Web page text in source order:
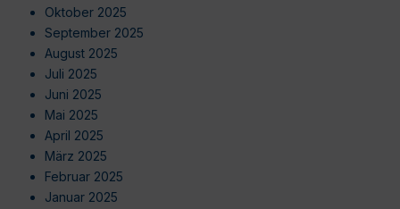
Oktober 2025
September 2025
August 2025
Juli 2025
Juni 2025
Mai 2025
April 2025
März 2025
Februar 2025
Januar 2025